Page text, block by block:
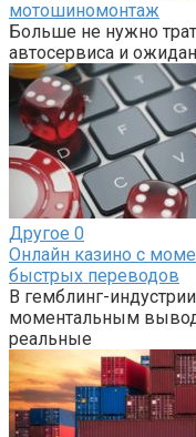
мотошиномонтаж
Больше не нужно
автосервиса и
Другое 0
Онлайн казино с
быстрых переводов
В гемблинг-
моментальным
реальные